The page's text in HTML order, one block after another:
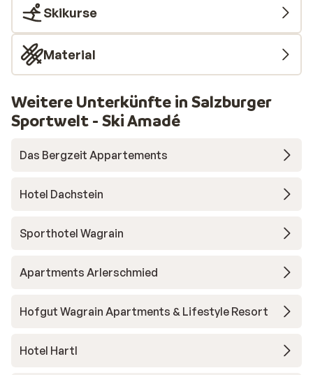
Skikurse
Material
Weitere Unterkünfte in Salzburger
Sportwelt - Ski Amadé
Das Bergzeit Appartements
Hotel Dachstein
Sporthotel Wagrain
Apartments Arlerschmied
Hofgut Wagrain Apartments & Lifestyle Resort
Hotel Hartl